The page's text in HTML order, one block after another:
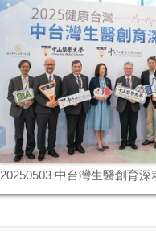
20250503 中台灣生醫創育深